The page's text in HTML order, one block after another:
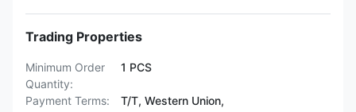
Trading Properties
Minimum Order
Quantity:
1 PCS
Payment Terms:
T/T, Western Union,